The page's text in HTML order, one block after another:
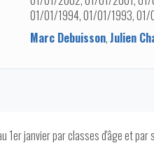
01/01/1994, 01/01/1993,
Marc Debuisson,Julien
1er janvier par classes d'âge et par